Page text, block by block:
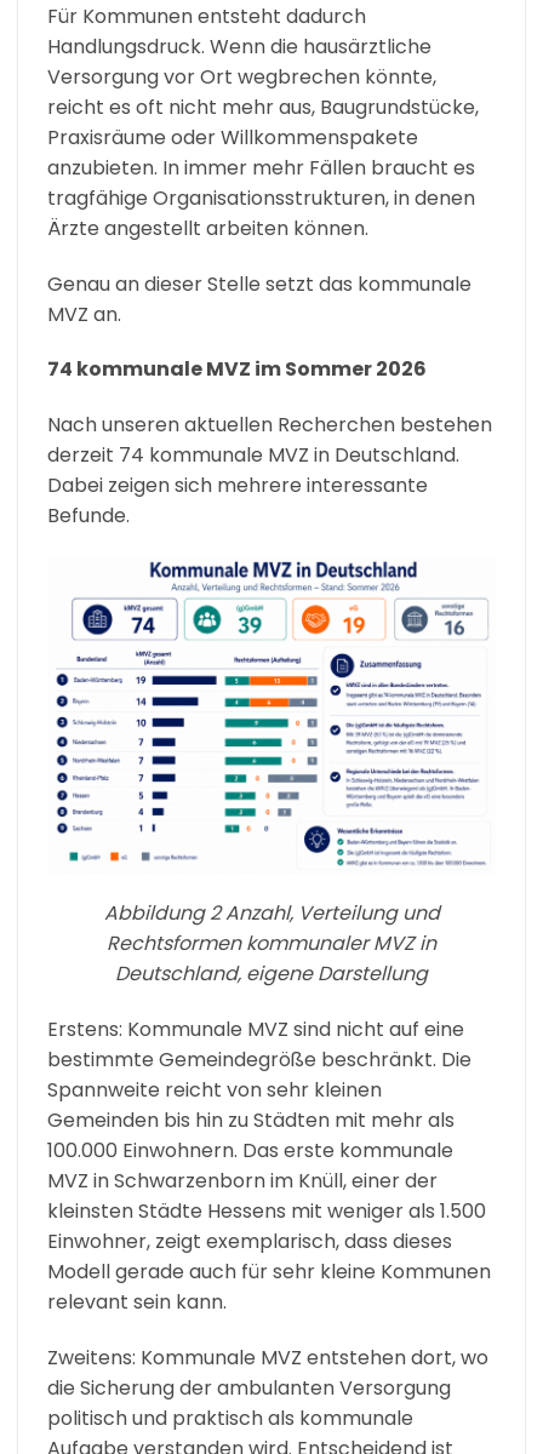
Für Kommunen entsteht dadurch
Handlungsdruck. Wenn die hausärztliche
Versorgung vor Ort wegbrechen könnte,
reicht es oft nicht mehr aus, Baugrundstücke,
Praxisräume oder Willkommenspakete
anzubieten. In immer mehr Fällen braucht es
tragfähige Organisationsstrukturen, in denen
Ärzte angestellt arbeiten können.
Genau an dieser Stelle setzt das kommunale
MVZ an.
74 kommunale MVZ im Sommer 2026
Nach unseren aktuellen Recherchen bestehen
derzeit 74 kommunale MVZ in Deutschland.
Dabei zeigen sich mehrere interessante
Befunde.
Abbildung 2 Anzahl, Verteilung und
Rechtsformen kommunaler MVZ in
Deutschland, eigene Darstellung
Erstens: Kommunale MVZ sind nicht auf eine
bestimmte Gemeindegröße beschränkt. Die
Spannweite reicht von sehr kleinen
Gemeinden bis hin zu Städten mit mehr als
100.000 Einwohnern. Das erste kommunale
MVZ in Schwarzenborn im Knüll, einer der
kleinsten Städte Hessens mit weniger als 1.500
Einwohner, zeigt exemplarisch, dass dieses
Modell gerade auch für sehr kleine Kommunen
relevant sein kann.
Zweitens: Kommunale MVZ entstehen dort, wo
die Sicherung der ambulanten Versorgung
politisch und praktisch als kommunale